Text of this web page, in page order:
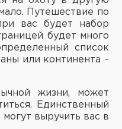
Путешествие по
вас будет набор
будет много
список
или континента –
жизни, может
Единственный
выручить вас в